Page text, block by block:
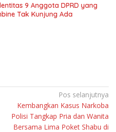
9 Anggota DPRD yang
Tak Kunjung Ada
Pos selanjutnya
Kembangkan Kasus Narkoba
Polisi Tangkap Pria dan Wanita
Bersama Lima Poket Shabu di